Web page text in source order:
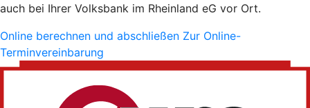
auch bei Ihrer Volksbank im Rheinland eG vor Ort.
Online berechnen und abschließen Zur Online-
Terminvereinbarung